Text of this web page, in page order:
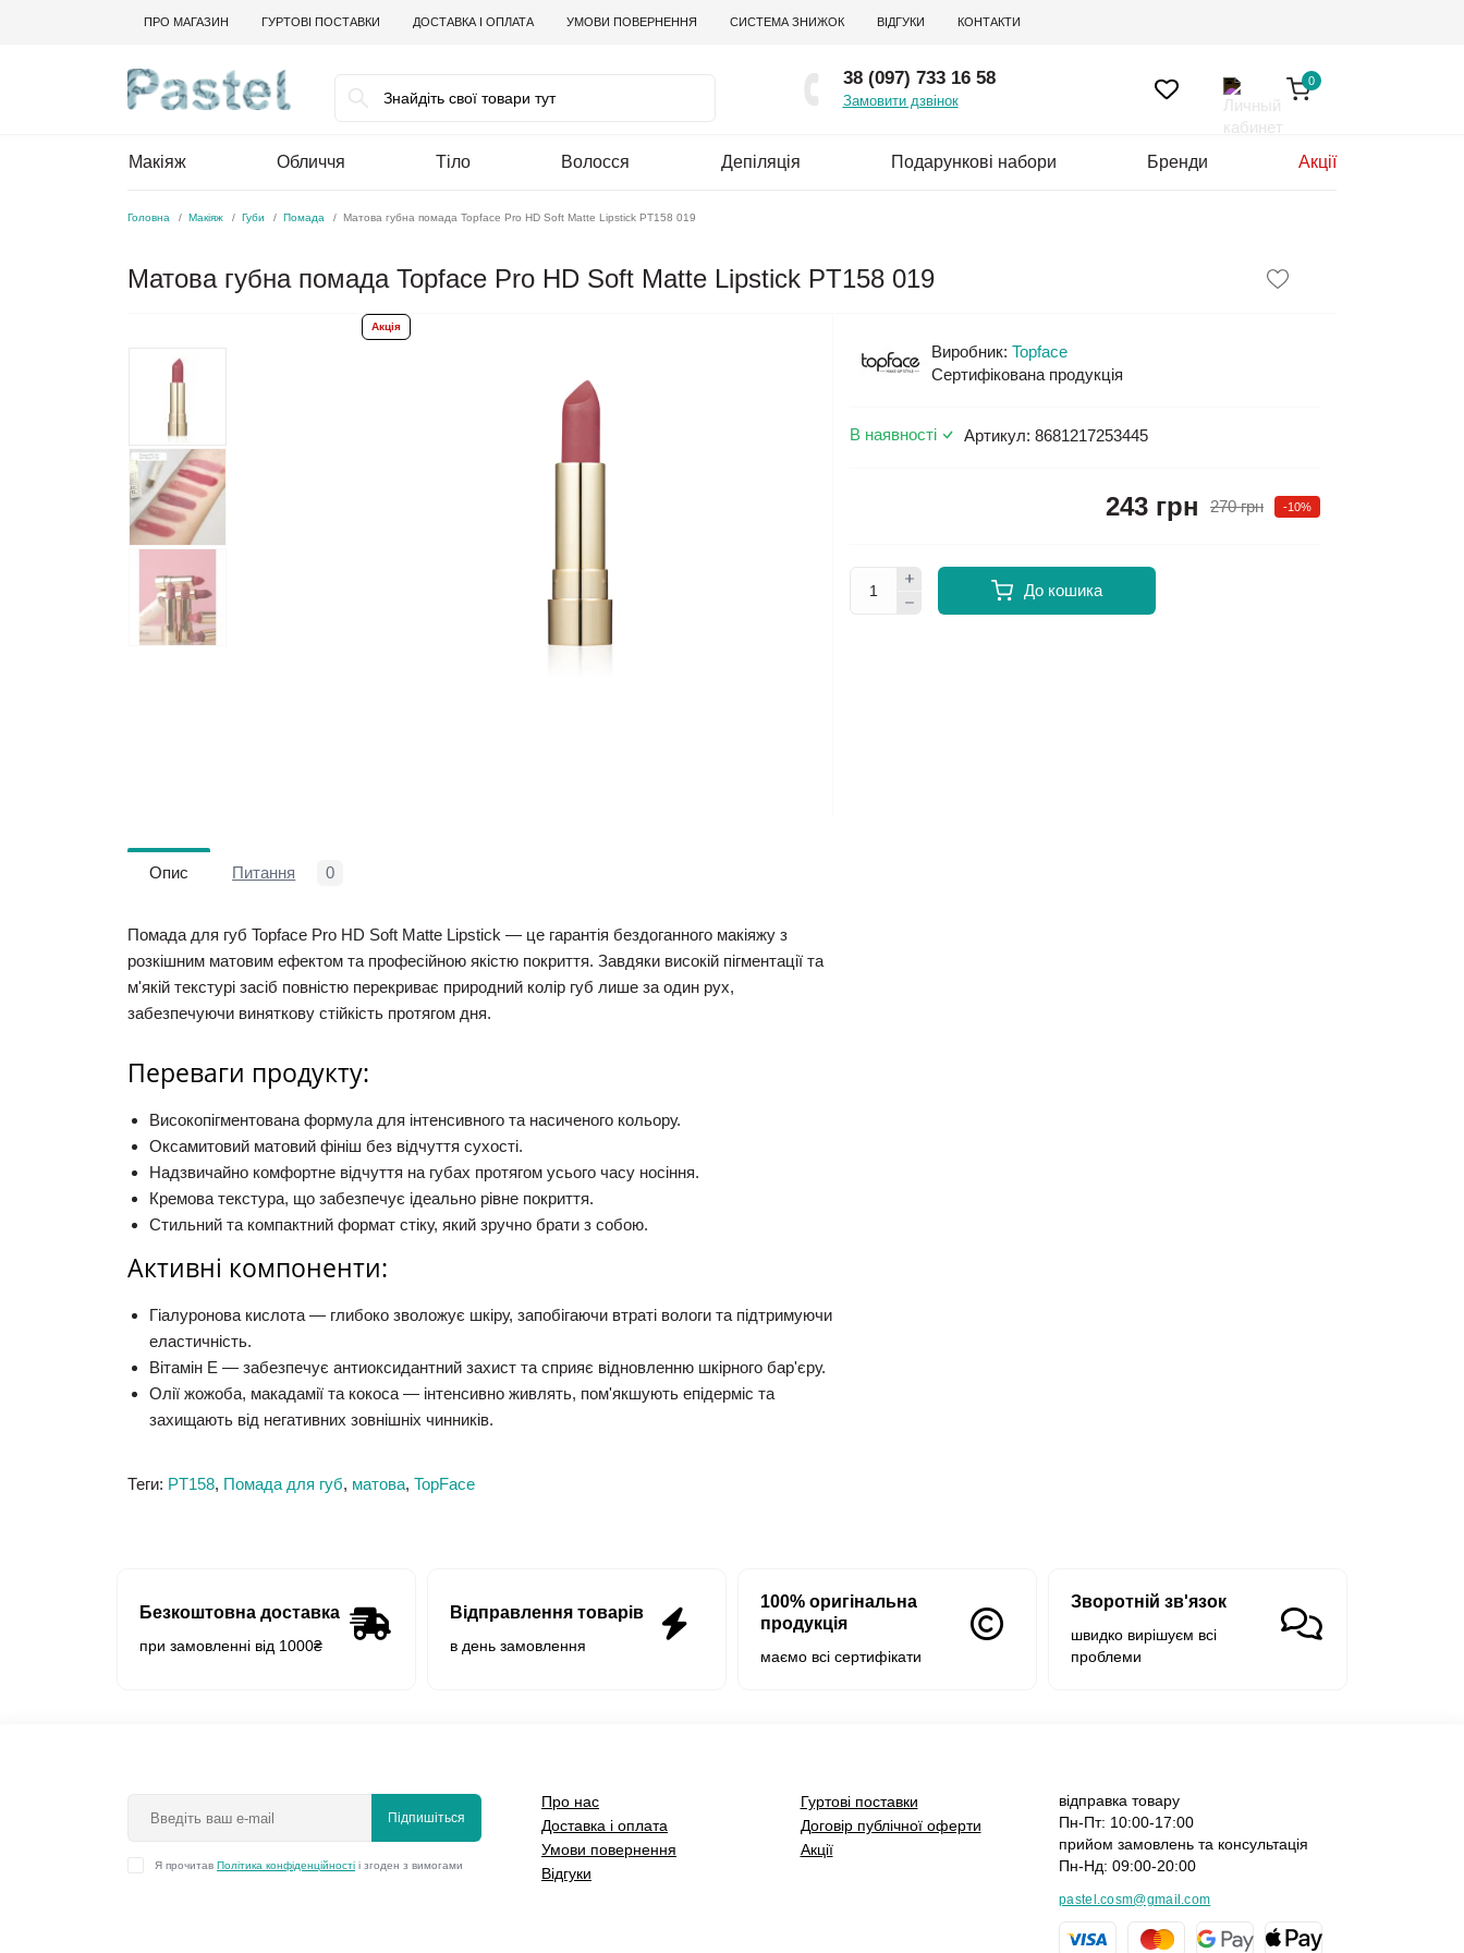
ПРО МАГАЗИН ГУРТОВІ ПОСТАВКИ ДОСТАВКА І ОПЛАТА УМОВИ ПОВЕРНЕННЯ СИСТЕМА ЗНИЖОК ВІДГУКИ КОНТАКТИ
38 (097) 733 16 58
Замовити дзвінок
0
Макіяж Обличчя Тіло Волосся Депіляція Подарункові набори Бренди Акції
Головна Макіяж Губи Помада Матова губна помада Topface Pro HD Soft Matte Lipstick PT158 019
Матова губна помада Topface Pro HD Soft Matte Lipstick PT158 019
Акція
Виробник: Topface
Сертифікована продукція
В наявності Артикул: 8681217253445
270 грн -10%
243 грн
До кошика
Опис Питання 0
Помада для губ Topface Pro HD Soft Matte Lipstick — це гарантія бездоганного макіяжу з
розкішним матовим ефектом та професійною якістю покриття. Завдяки високій пігментації та
м'якій текстурі засіб повністю перекриває природний колір губ лише за один рух,
забезпечуючи виняткову стійкість протягом дня.
Переваги продукту:
Високопігментована формула для інтенсивного та насиченого кольору.
Оксамитовий матовий фініш без відчуття сухості.
Надзвичайно комфортне відчуття на губах протягом усього часу носіння.
Кремова текстура, що забезпечує ідеально рівне покриття.
Стильний та компактний формат стіку, який зручно брати з собою.
Активні компоненти:
Гіалуронова кислота — глибоко зволожує шкіру, запобігаючи втраті вологи та підтримуючи
еластичність.
Вітамін Е — забезпечує антиоксидантний захист та сприяє відновленню шкірного бар'єру.
Олії жожоба, макадамії та кокоса — інтенсивно живлять, пом'якшують епідерміс та
захищають від негативних зовнішніх чинників.
Теги: PT158, Помада для губ, матова, TopFace
Безкоштовна доставка
при замовленні від 1000₴
Відправлення товарів
в день замовлення
100% оригінальна
продукція
маємо всі сертифікати
Зворотній зв'язок
швидко вирішуєм всі
проблеми
Підпишіться
Я прочитав Політика конфіденційності і згоден з вимогами
Про нас
Доставка і оплата
Умови повернення
Відгуки
Гуртові поставки
Договір публічної оферти
Акції
відправка товару
Пн-Пт: 10:00-17:00
прийом замовлень та консультація
Пн-Нд: 09:00-20:00
pastel.cosm@gmail.com